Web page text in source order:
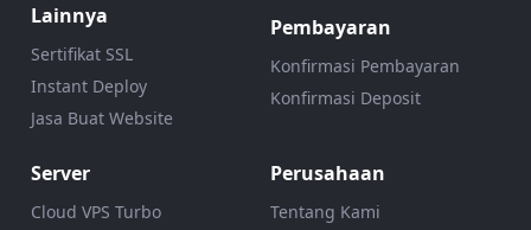
Lainnya
Sertifikat SSL
Instant Deploy
Jasa Buat Website
Pembayaran
Konfirmasi Pembayaran
Konfirmasi Deposit
Server
Cloud VPS Turbo
Perusahaan
Tentang Kami